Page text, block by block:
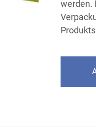
werden.